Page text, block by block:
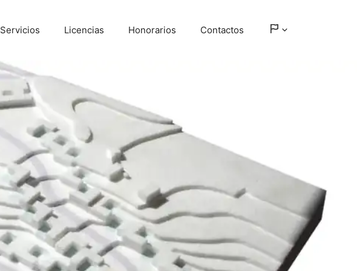
Servicios Licencias Honorarios Contactos